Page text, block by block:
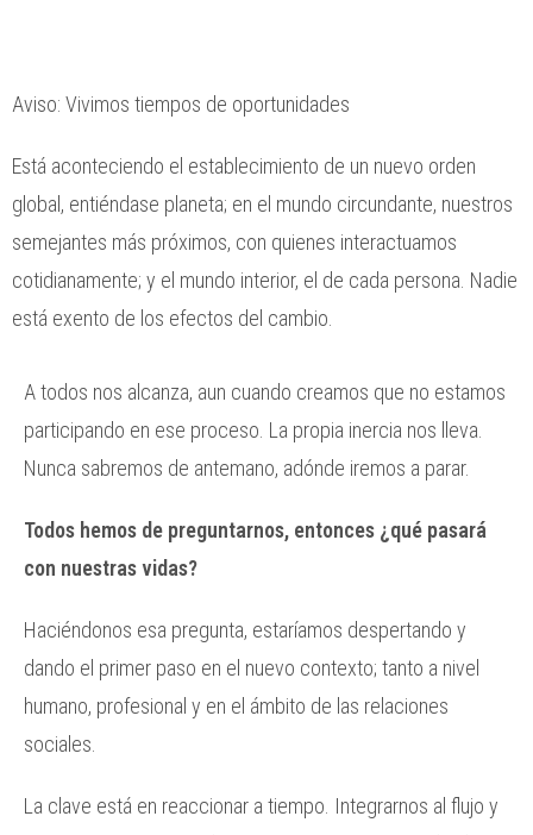
Aviso: Vivimos tiempos de oportunidades
Está aconteciendo el establecimiento de un nuevo orden
global, entiéndase planeta; en el mundo circundante, nuestros
semejantes más próximos, con quienes interactuamos
cotidianamente; y el mundo interior, el de cada persona. Nadie
está exento de los efectos del cambio.
A todos nos alcanza, aun cuando creamos que no estamos
participando en ese proceso. La propia inercia nos lleva.
Nunca sabremos de antemano, adónde iremos a parar.
Todos hemos de preguntarnos, entonces ¿qué pasará
con nuestras vidas?
Haciéndonos esa pregunta, estaríamos despertando y
dando el primer paso en el nuevo contexto; tanto a nivel
humano, profesional y en el ámbito de las relaciones
sociales.
La clave está en reaccionar a tiempo. Integrarnos al flujo y